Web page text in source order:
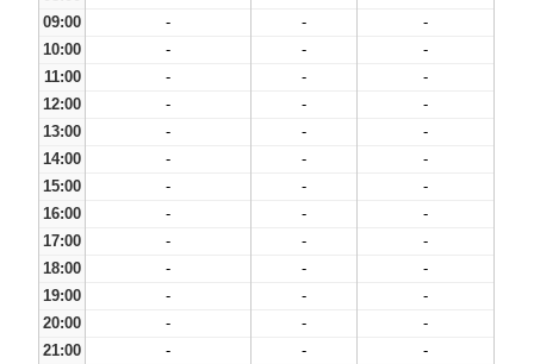
09:00
- -
-
10:00
- -
-
11:00
- -
-
12:00
- -
-
13:00
- -
-
14:00
- -
-
15:00
- -
-
16:00
- -
-
17:00
- -
-
18:00
- -
-
19:00
- -
-
20:00
- -
-
21:00
- -
-